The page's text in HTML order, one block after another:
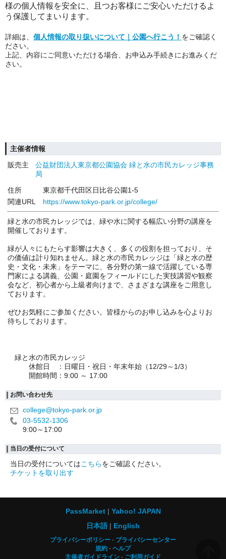
様の個人情報を安全に、且つお客様にご安心いただけるよ
う保護してまいります。
詳細は、 個人情報の取り扱いについて｜公園へ行こう！ をご確認く
ださい。
上記、内容にご同意いただける場合、お申込み手続きにお進みくだ
さい。
主催者情報
販売主
公益財団法人東京都公園協会 緑と水の市民カレッジ事務
局
住所
東京都千代田区日比谷公園1-5
関連URL
https://www.tokyo-park.or.jp/college/
緑と水の市民カレッジでは、緑や水に関する幅広い分野の講座を
開催しております。
緑が人々にもたらす影響は大きく、多くの役割を担っており、そ
の価値は計り知れません。緑と水の市民カレッジは「緑と水の歴
史・文化・未来」をテーマに、各分野の第一線で活躍している専
門家による講義、公園・庭園をフィールドにした実技講習や観察
会など、初心者から上級者向けまで、さまざまな講座をご用意し
ております。
ぜひお気軽にご参加ください。皆様からのお申し込みを心よりお
待ちしております。
緑と水の市民カレッジ
休館日 ：日曜日・祝日・年末年始（12/29～1/3）
開館時間：9:00 ～ 17:00
お問い合わせ先
college@tokyo-park.or.jp
03-5532-1306
9:00～17:00
当日の受付について
当日の受付についてはこちらをご確認ください。
チケットを取り出す
PassMarket
Yahoo! JAPAN
日本語
English
プライバシーポリシー
プライバシーセンター
規約
ヘルプ
主催者ガイドライン
ご利用ガイド